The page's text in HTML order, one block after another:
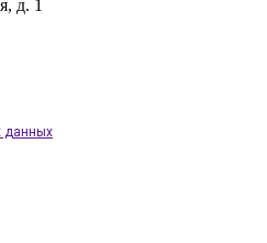
д. 1
данных